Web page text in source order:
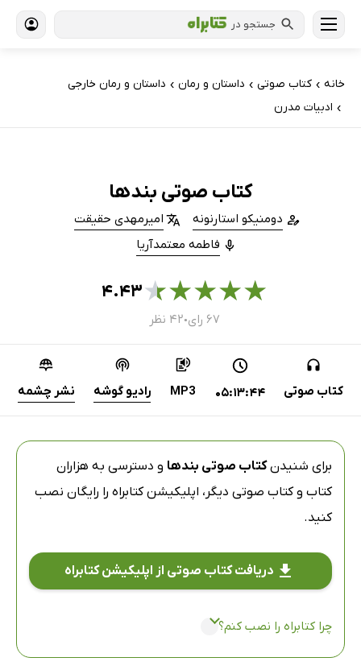
جستجو در
خانه › کتاب‌ صوتی › داستان و رمان › داستان و رمان خارجی
› ادبیات مدرن
کتاب صوتی بندها
دومنیکو استارنونه
امیرمهدی حقیقت
فاطمه معتمدآریا
★
★
★
★
★۴.۴۳
۶۷ رای ● ۴۲ نظر
کتاب صوتی 05:13:44
MP3 رادیو گوشه نشر چشمه
برای شنیدنکتاب صوتی بندها و دسترسی به هزاران
کتاب و کتاب صوتی دیگر، اپلیکیشن کتابراه را رایگان نصب
کنید.
دریافت کتاب صوتی از اپلیکیشن کتابراه
چرا کتابراه را نصب کنم؟